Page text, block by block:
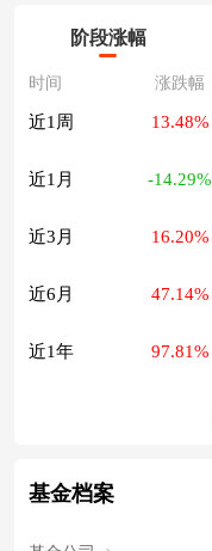
阶段涨幅
时间 涨跌幅
近1周 13.48%
近1月 -14.29%
近3月 16.20%
近6月 47.14%
近1年 97.81%
基金档案